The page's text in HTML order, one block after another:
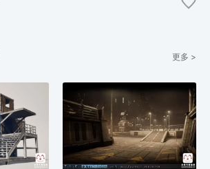
更多 >